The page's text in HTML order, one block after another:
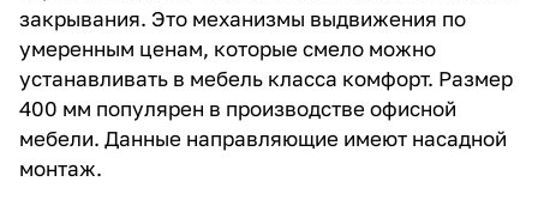
закрывания. Это механизмы выдвижения по
умеренным ценам, которые смело можно
устанавливать в мебель класса комфорт. Размер
400 мм популярен в производстве офисной
мебели. Данные направляющие имеют насадной
монтаж.